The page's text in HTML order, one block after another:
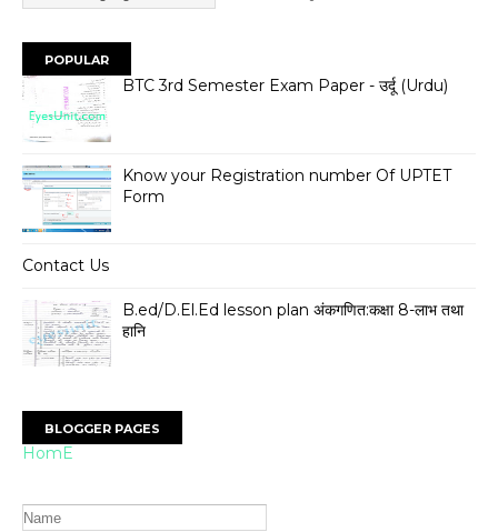
POPULAR
BTC 3rd Semester Exam Paper - उर्दू (Urdu)
Know your Registration number Of UPTET
Form
Contact Us
B.ed/D.El.Ed lesson plan अंकगणित:कक्षा 8-लाभ तथा
हानि
BLOGGER PAGES
HomE